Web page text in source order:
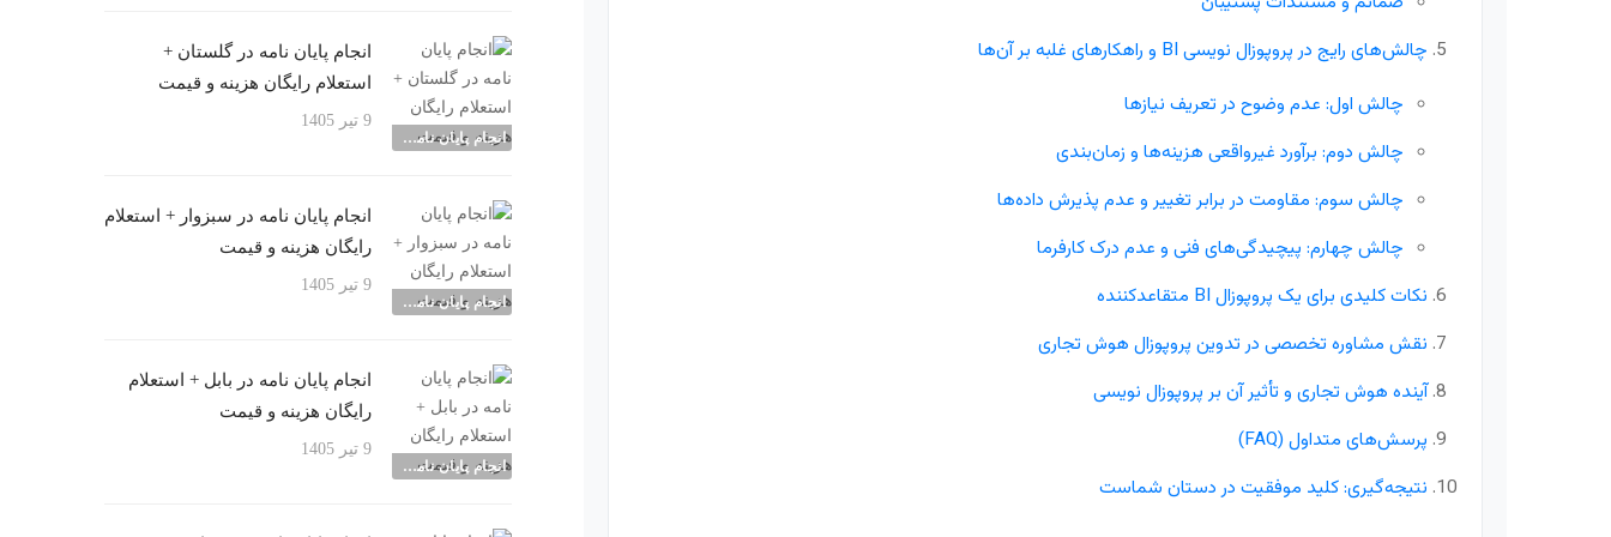
چالش‌های رایج در پروپوزال نویسی BI و راهکارهای غلبه بر آن‌ها
چالش اول: عدم وضوح در تعریف نیازها
چالش دوم: برآورد غیرواقعی هزینه‌ها و زمان‌بندی
چالش سوم: مقاومت در برابر تغییر و عدم پذیرش داده‌ها
چالش چهارم: پیچیدگی‌های فنی و عدم درک کارفرما
نکات کلیدی برای یک پروپوزال BI متقاعدکننده
نقش مشاوره تخصصی در تدوین پروپوزال هوش تجاری
آینده هوش تجاری و تأثیر آن بر پروپوزال نویسی
پرسش‌های متداول (FAQ)
نتیجه‌گیری: کلید موفقیت در دستان شماست
انجام پایان نامه شهرها
انجام پایان نامه در گلستان +
استعلام رایگان هزینه و قیمت
9 تیر 1405
انجام پایان نامه شهرها
انجام پایان نامه در سبزوار + استعلام
رایگان هزینه و قیمت
9 تیر 1405
انجام پایان نامه شهرها
انجام پایان نامه در بابل + استعلام
رایگان هزینه و قیمت
9 تیر 1405